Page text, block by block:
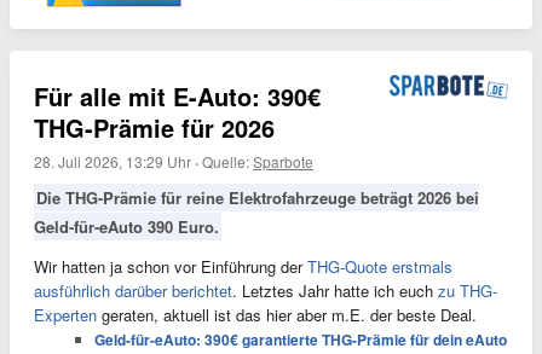
Für alle mit E-Auto: 390€
THG-Prämie für 2026
28. Juli 2026, 13:29 Uhr ·Quelle:Sparbote
Die THG-Prämie für reine Elektrofahrzeuge beträgt 2026 bei
Geld-für-eAuto 390 Euro.
Wir hatten ja schon vor Einführung derTHG-Quote erstmals
ausführlich darüber berichtet. Letztes Jahr hatte ich euch zu THG-
Experten geraten, aktuell ist das hier aber m.E. der beste Deal.
Geld-für-eAuto: 390€ garantierte THG-Prämie für dein eAuto